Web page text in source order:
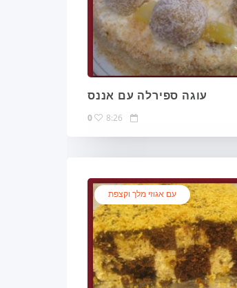
עוגה ספירלה עם אננס
8:26
0
עם אגוזי מלך וקצפת